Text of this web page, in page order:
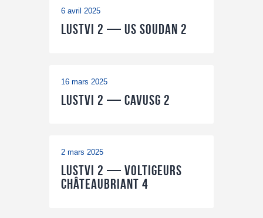
6 avril 2025
LUSTVI 2 — US Soudan 2
16 mars 2025
LUSTVI 2 — CAVUSG 2
2 mars 2025
LUSTVI 2 — Voltigeurs
Châteaubriant 4